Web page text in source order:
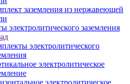
заземления из нержавеющей
электролитического заземления
электролитического
электролитическое
электролитическое